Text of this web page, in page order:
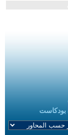
بودكاست